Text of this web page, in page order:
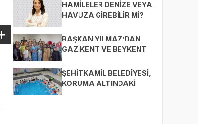
HAMİLELER DENİZE VEYA
HAVUZA GİREBİLİR Mİ?
BAŞKAN YILMAZ’DAN
GAZİKENT VE BEYKENT
ŞEHİTKAMİL BELEDİYESİ,
KORUMA ALTINDAKİ